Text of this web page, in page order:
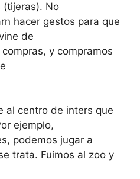
(tijeras). No
hacer gestos para que
de
y compramos
al centro de inters que
ejemplo,
podemos jugar a
trata. Fuimos al zoo y